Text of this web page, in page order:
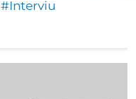
#Interviu